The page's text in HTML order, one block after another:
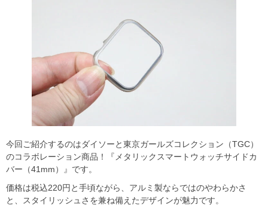
今回ご紹介するのはダイソーと東京ガールズコレクション（TGC）
のコラボレーション商品！『メタリックスマートウォッチサイドカ
バー（41mm）』です。
価格は税込220円と手頃ながら、アルミ製ならではのやわらかさ
と、スタイリッシュさを兼ね備えたデザインが魅力です。